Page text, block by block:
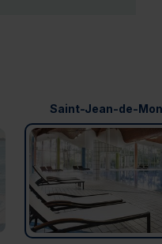
Saint-Jean-de-